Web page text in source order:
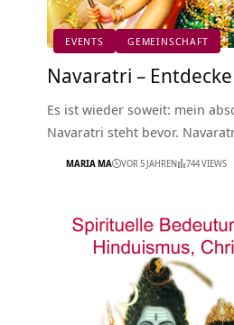
EVENTS GEMEINSCHAFT
Navaratri –
Es ist wieder soweit: mein
Navaratri steht bevor.
MARIA MA VOR 5 JAHREN 744 VIEWS